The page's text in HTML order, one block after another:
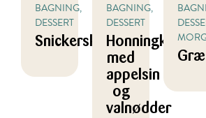
BAGNING,
DESSERT
Snickerskugler
BAGNING,
DESSERT
Honningkage
med
appelsin
og
valnødder